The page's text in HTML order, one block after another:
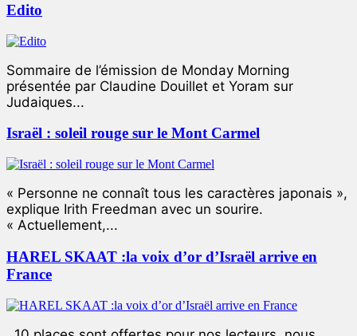
Edito
Sommaire de l’émission de Monday Morning
présentée par Claudine Douillet et Yoram sur
Judaiques...
Israël : soleil rouge sur le Mont Carmel
« Personne ne connaît tous les caractères japonais »,
explique Irith Freedman avec un sourire.
« Actuellement,...
HAREL SKAAT :la voix d’or d’Israël arrive en
France